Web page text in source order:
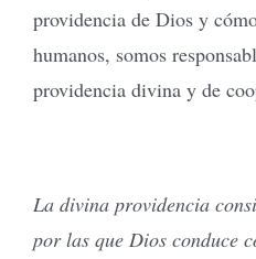
providencia de Dios y
humanos, somos
providencia divina y de
La divina providencia
por las que Dios conduce